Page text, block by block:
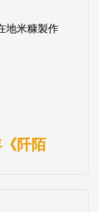
地米糠製作
阡陌